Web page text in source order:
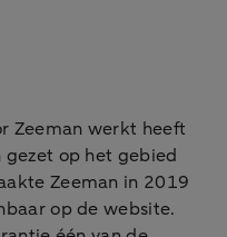
Zeeman werkt heeft
op het gebied
Zeeman in 2019
op de website.